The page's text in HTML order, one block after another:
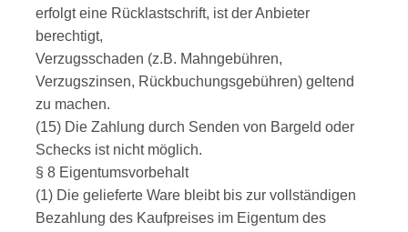
erfolgt eine Rücklastschrift, ist der Anbieter
berechtigt,
Verzugsschaden (z.B. Mahngebühren,
Verzugszinsen, Rückbuchungsgebühren) geltend
zu machen.
(15) Die Zahlung durch Senden von Bargeld oder
Schecks ist nicht möglich.
§ 8 Eigentumsvorbehalt
(1) Die gelieferte Ware bleibt bis zur vollständigen
Bezahlung des Kaufpreises im Eigentum des